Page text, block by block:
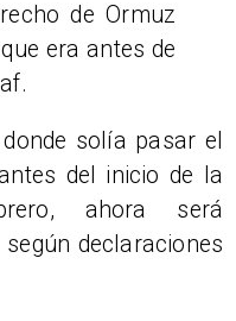
de Ormuz
era antes de
solía pasar el
del inicio de la
ahora será
declaraciones